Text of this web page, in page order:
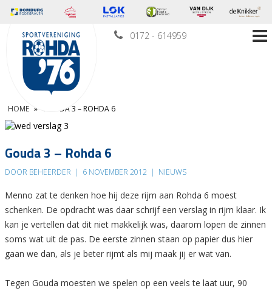
0172 - 614959
HOME » GOUDA 3 – ROHDA 6
Gouda 3 – Rohda 6
DOOR BEHEERDER | 6 NOVEMBER 2012 | NIEUWS
Menno zat te denken hoe hij deze rijm aan Rohda 6 moest
schenken. De opdracht was daar schrijf een verslag in rijm klaar. Ik
kan je vertellen dat dit niet makkelijk was, daarom lopen de zinnen
soms wat uit de pas. De eerste zinnen staan op papier dus hier
gaan we dan, als je beter rijmt als mij maak jij er wat van.
Tegen Gouda moesten we spelen op een veels te laat uur, 90